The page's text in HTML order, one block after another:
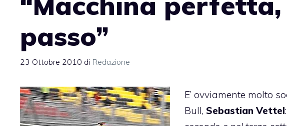
passo”
23 Ottobre 2010 di Redazione
E’ ovviamente molto
Bull, Sebastian Vettel